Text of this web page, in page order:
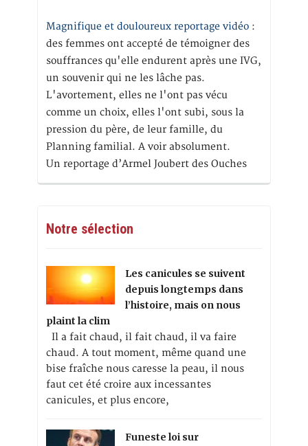
Magnifique et douloureux reportage vidéo :
des femmes ont accepté de témoigner des
souffrances qu'elle endurent après une IVG,
un souvenir qui ne les lâche pas.
L'avortement, elles ne l'ont pas vécu
comme un choix, elles l'ont subi, sous la
pression du père, de leur famille, du
Planning familial. A voir absolument.
Un reportage d’Armel Joubert des Ouches
Notre sélection
Les canicules se suivent
depuis longtemps dans
l’histoire, mais on nous
plaint la clim
Il a fait chaud, il fait chaud, il va faire
chaud. A tout moment, même quand une
bise fraîche nous caresse la peau, il nous
faut cet été croire aux incessantes
canicules, et plus encore,
Funeste loi sur